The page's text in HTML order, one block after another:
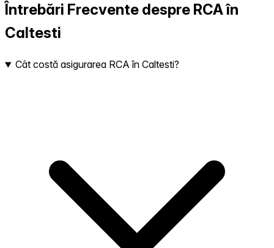
Întrebări Frecvente despre RCA în
Caltesti
Cât costă asigurarea RCA în Caltesti?